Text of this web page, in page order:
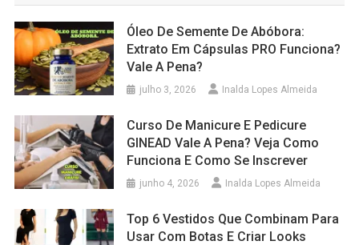
Óleo De Semente De Abóbora:
Extrato Em Cápsulas PRO Funciona?
Vale A Pena?
julho 3, 2026 Inalda Lopes Almeida
Curso De Manicure E Pedicure
GINEAD Vale A Pena? Veja Como
Funciona E Como Se Inscrever
junho 4, 2026 Inalda Lopes Almeida
Top 6 Vestidos Que Combinam Para
Usar Com Botas E Criar Looks